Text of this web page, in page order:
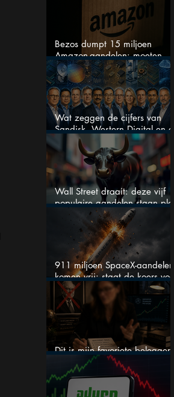
Bezos dumpt 15 miljoen
Amazon-aandelen: moeten
beleggers zich zorgen maken?
Wat zeggen de cijfers van
Sandisk, Western Digital en de
AI-Infrastructuur aandelen mij
werkelijk
Wall Street draait: deze vijf
populaire aandelen staan plots
onder spanning
911 miljoen SpaceX-aandelen
komen vrij: staat de koers voor
een nieuwe crash?
Dit is mijn favoriete belegger…
en het is niet Warren Buffett